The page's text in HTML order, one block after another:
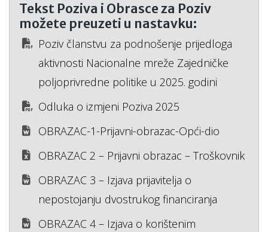
Tekst Poziva i Obrasce za Poziv
možete preuzeti u nastavku:
Poziv članstvu za podnošenje prijedloga
aktivnosti Nacionalne mreže Zajedničke
poljoprivredne politike u 2025. godini
Odluka o izmjeni Poziva 2025
OBRAZAC-1-Prijavni-obrazac-Opći-dio
OBRAZAC 2 – Prijavni obrazac – Troškovnik
OBRAZAC 3 – Izjava prijavitelja o
nepostojanju dvostrukog financiranja
OBRAZAC 4 – Izjava o korištenim